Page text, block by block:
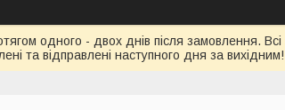
одного - двох днів після замовлення.
та відправлені наступного дня за вихідним!